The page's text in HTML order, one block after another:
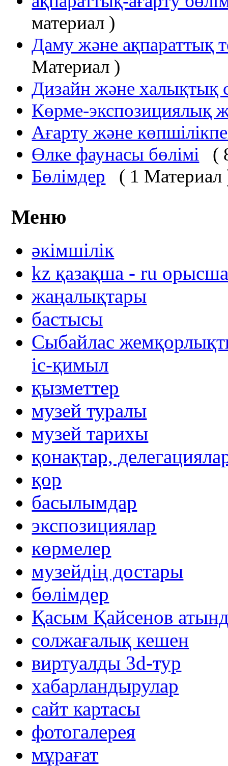
материал )
Даму және ақпараттық
Материал )
Дизайн және халықтық
Көрме-экспозициялық
Ағарту және
Өлке фаунасы бөлімі
(
Бөлімдер
( 1 Материал
Меню
әкімшілік
kz қазақша - ru
жаңалықтары
бастысы
Сыбайлас
іс-қимыл
қызметтер
музей туралы
музей тарихы
қонақтар,
қор
басылымдар
экспозициялар
көрмелер
музейдің достары
бөлімдер
Қасым Қайсенов
солжағалық кешен
виртуалды 3d-тур
xабарландырулар
сайт картасы
фотогалерея
мұрағат